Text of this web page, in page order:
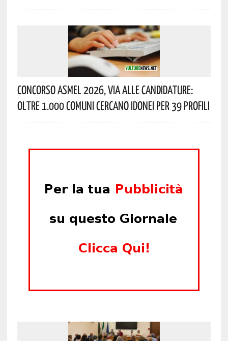
Concorso Asmel 2026, Via Alle Candidature:
Oltre 1.000 Comuni Cercano Idonei Per 39 Profili